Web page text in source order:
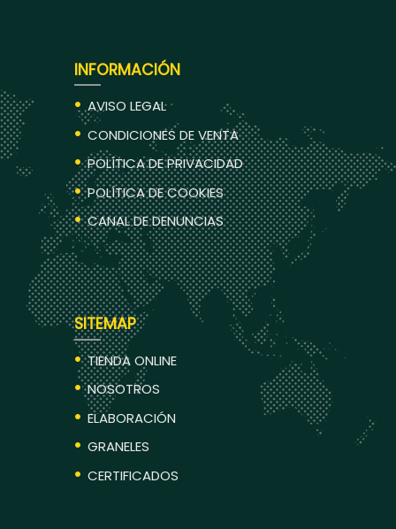
INFORMACIÓN
AVISO LEGAL
CONDICIONES DE VENTA
POLÍTICA DE PRIVACIDAD
POLÍTICA DE COOKIES
CANAL DE DENUNCIAS
SITEMAP
TIENDA ONLINE
NOSOTROS
ELABORACIÓN
GRANELES
CERTIFICADOS